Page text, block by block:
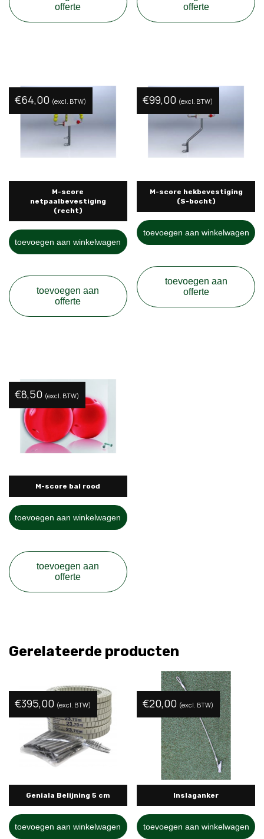
offerte
offerte
M-score
netpaalbevestiging
(recht)
€64,00 (excl. BTW)
toevoegen aan winkelwagen
toevoegen aan
offerte
M-score hekbevestiging
(S-bocht)
€99,00 (excl. BTW)
toevoegen aan winkelwagen
toevoegen aan
offerte
M-score bal rood
€8,50 (excl. BTW)
toevoegen aan winkelwagen
toevoegen aan
offerte
Gerelateerde producten
Geniala Belijning 5 cm
€395,00 (excl. BTW)
toevoegen aan winkelwagen
Inslaganker
€20,00 (excl. BTW)
toevoegen aan winkelwagen